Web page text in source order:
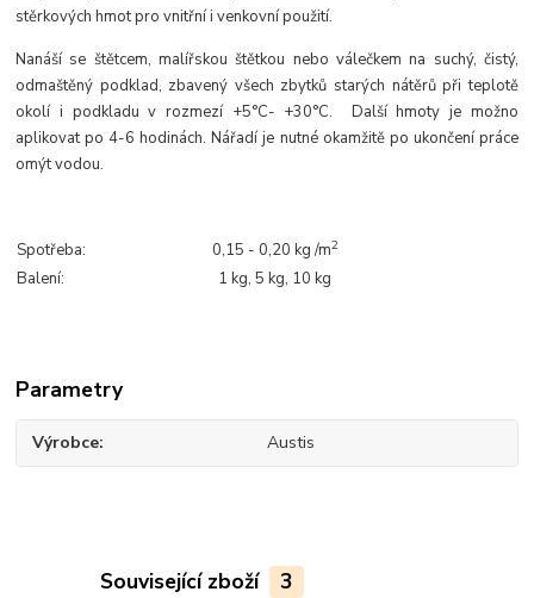
stěrkových hmot pro vnitřní i venkovní použití.
Nanáší se štětcem, malířskou štětkou nebo válečkem na suchý, čistý,
odmaštěný podklad, zbavený všech zbytků starých nátěrů při teplotě
okolí i podkladu v rozmezí +5°C- +30°C. Další hmoty je možno
aplikovat po 4-6 hodinách. Nářadí je nutné okamžitě po ukončení práce
omýt vodou.
Spotřeba: 0,15 - 0,20 kg /m2
Balení: 1 kg, 5 kg, 10 kg
Parametry
Výrobce Austis
Související zboží 3